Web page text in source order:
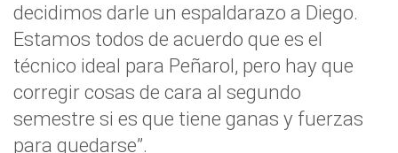
decidimos darle un espaldarazo a Diego.
Estamos todos de acuerdo que es el
técnico ideal para Peñarol, pero hay que
corregir cosas de cara al segundo
semestre si es que tiene ganas y fuerzas
para quedarse”.